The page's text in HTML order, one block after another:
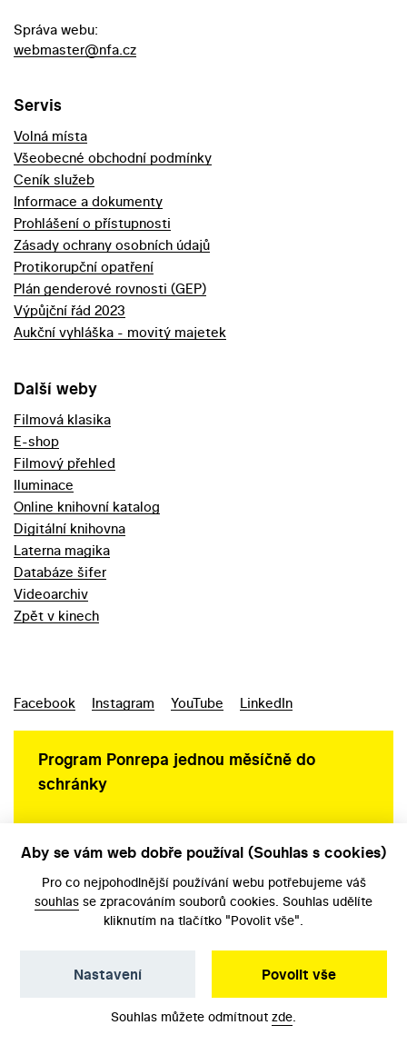
Správa webu:
webmaster@nfa.cz
Servis
Volná místa
Všeobecné obchodní podmínky
Ceník služeb
Informace a dokumenty
Prohlášení o přístupnosti
Zásady ochrany osobních údajů
Protikorupční opatření
Plán genderové rovnosti (GEP)
Výpůjční řád 2023
Aukční vyhláška - movitý majetek
Další weby
Filmová klasika
E-shop
Filmový přehled
Iluminace
Online knihovní katalog
Digitální knihovna
Laterna magika
Databáze šifer
Videoarchiv
Zpět v kinech
Facebook Instagram YouTube LinkedIn
Program Ponrepa jednou měsíčně do
schránky
Aby se vám web dobře používal (Souhlas s cookies)
Pro co nejpohodlnější používání webu potřebujeme váš
souhlas se zpracováním souborů cookies. Souhlas udělíte
kliknutím na tlačítko "Povolit vše".
Povolit vše
Nastavení
Souhlas můžete odmítnout zde